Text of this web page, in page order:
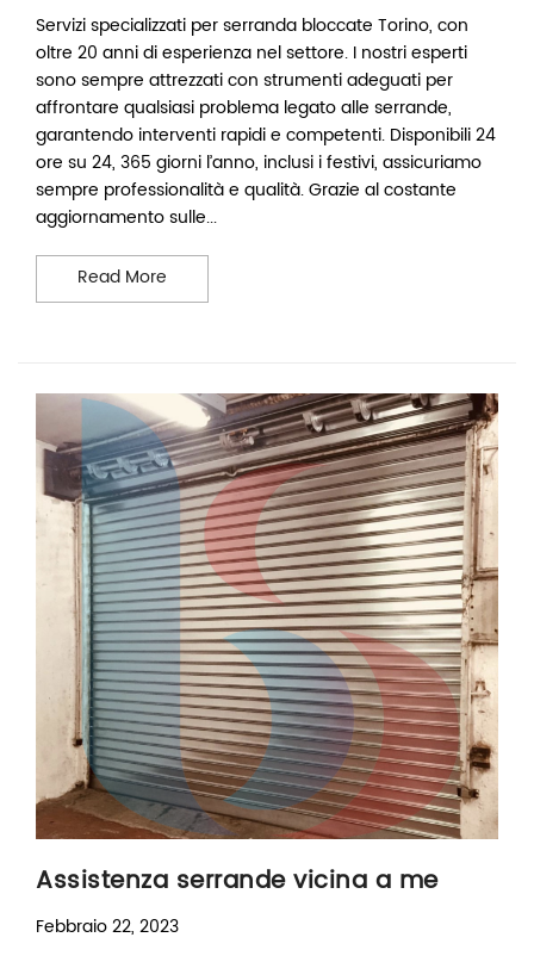
Servizi specializzati per serranda bloccate Torino, con
oltre 20 anni di esperienza nel settore. I nostri esperti
sono sempre attrezzati con strumenti adeguati per
affrontare qualsiasi problema legato alle serrande,
garantendo interventi rapidi e competenti. Disponibili 24
ore su 24, 365 giorni l’anno, inclusi i festivi, assicuriamo
sempre professionalità e qualità. Grazie al costante
aggiornamento sulle...
Read More
Assistenza serrande vicina a me
Febbraio 22, 2023